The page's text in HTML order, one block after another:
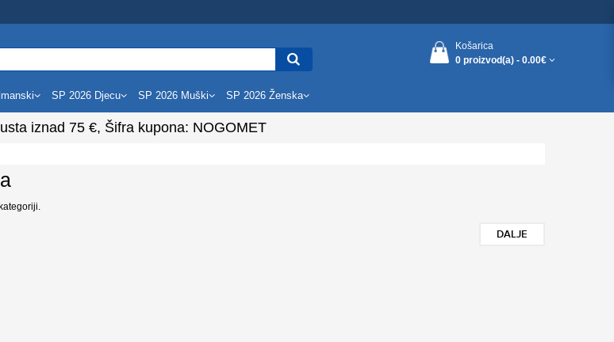
Košarica
0 proizvod(a) - 0.00€
SP 2026 Djecu SP 2026 Muški SP 2026 Ženska
iznad 75 €, Šifra kupona: NOGOMET
DALJE